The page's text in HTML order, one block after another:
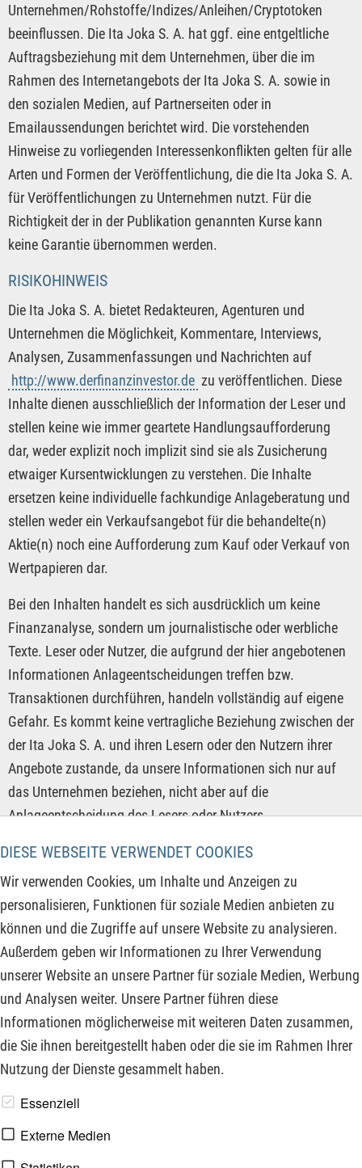
DIESE WEBSEITE VERWENDET COOKIES
Wir verwenden Cookies, um Inhalte und Anzeigen zu
personalisieren, Funktionen für soziale Medien anbieten zu
können und die Zugriffe auf unsere Website zu analysieren.
Außerdem geben wir Informationen zu Ihrer Verwendung
unserer Website an unsere Partner für soziale Medien, Werbung
und Analysen weiter. Unsere Partner führen diese
Informationen möglicherweise mit weiteren Daten zusammen,
die Sie ihnen bereitgestellt haben oder die sie im Rahmen Ihrer
Nutzung der Dienste gesammelt haben.
Essenziell
Externe Medien
Unternehmen/Rohstoffe/Indizes/Anleihen/Cryptotoken
beeinflussen. Die Ita Joka S. A. hat ggf. eine entgeltliche
Auftragsbeziehung mit dem Unternehmen, über die im
Rahmen des Internetangebots der Ita Joka S. A. sowie in
den sozialen Medien, auf Partnerseiten oder in
Emailaussendungen berichtet wird. Die vorstehenden
Hinweise zu vorliegenden Interessenkonflikten gelten für alle
Arten und Formen der Veröffentlichung, die die Ita Joka S. A.
für Veröffentlichungen zu Unternehmen nutzt. Für die
Richtigkeit der in der Publikation genannten Kurse kann
keine Garantie übernommen werden.
RISIKOHINWEIS
Die Ita Joka S. A. bietet Redakteuren, Agenturen und
Unternehmen die Möglichkeit, Kommentare, Interviews,
Analysen, Zusammenfassungen und Nachrichten auf
http://www.derfinanzinvestor.de zu veröffentlichen. Diese
Inhalte dienen ausschließlich der Information der Leser und
stellen keine wie immer geartete Handlungsaufforderung
dar, weder explizit noch implizit sind sie als Zusicherung
etwaiger Kursentwicklungen zu verstehen. Die Inhalte
ersetzen keine individuelle fachkundige Anlageberatung und
stellen weder ein Verkaufsangebot für die behandelte(n)
Aktie(n) noch eine Aufforderung zum Kauf oder Verkauf von
Wertpapieren dar.
Bei den Inhalten handelt es sich ausdrücklich um keine
Finanzanalyse, sondern um journalistische oder werbliche
Texte. Leser oder Nutzer, die aufgrund der hier angebotenen
Informationen Anlageentscheidungen treffen bzw.
Transaktionen durchführen, handeln vollständig auf eigene
Gefahr. Es kommt keine vertragliche Beziehung zwischen der
der Ita Joka S. A. und ihren Lesern oder den Nutzern ihrer
Angebote zustande, da unsere Informationen sich nur auf
das Unternehmen beziehen, nicht aber auf die
Anlageentscheidung des Lesers oder Nutzers.
Der Erwerb von Wertpapieren jeglicher Art birgt hohe Risiken,
die bis zum Totalverlust des eingesetzten Kapitals führen
können. Die von der Ita Joka S. A. und ihre Autoren
veröffentlichten Informationen beruhen auf sorgfältiger
Recherche, dennoch wird keinerlei Haftung für
Vermögensschäden oder die inhaltliche Garantie für
Aktualität, Richtigkeit, Angemessenheit und Vollständigkeit
der hier angebotenen Inhalte ausdrücklich ausgeschlossen.
Bitte beachten Sie auch unsere Nutzungsbedingungen.
www.derfinanzinvestor.de - © 2026 - Die Publikation für